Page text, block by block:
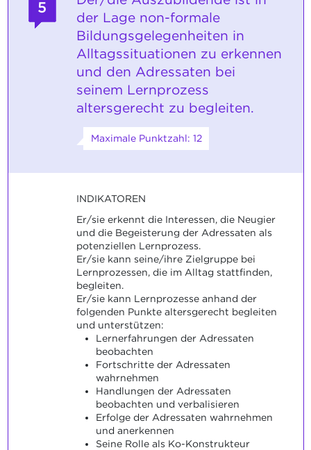
5
der Lage non-formale
Bildungsgelegenheiten in
Alltagssituationen zu erkennen
und den Adressaten bei
seinem Lernprozess
altersgerecht zu begleiten.
Maximale Punktzahl: 12
INDIKATOREN
Er/sie erkennt die Interessen, die Neugier
und die Begeisterung der Adressaten als
potenziellen Lernprozess.
Er/sie kann seine/ihre Zielgruppe bei
Lernprozessen, die im Alltag stattfinden,
begleiten.
Er/sie kann Lernprozesse anhand der
folgenden Punkte altersgerecht begleiten
und unterstützen:
Lernerfahrungen der Adressaten
beobachten
Fortschritte der Adressaten
wahrnehmen
Handlungen der Adressaten
beobachten und verbalisieren
Erfolge der Adressaten wahrnehmen
und anerkennen
Seine Rolle als Ko-Konstrukteur